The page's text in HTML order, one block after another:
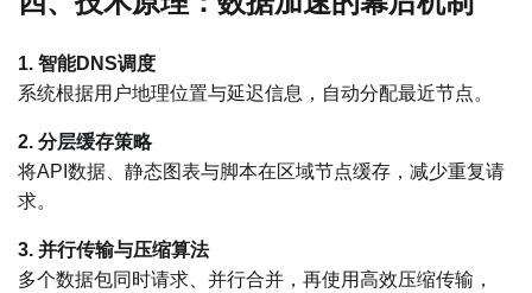
1. 智能DNS调度
系统根据用户地理位置与延迟信息，自动分配最近节点。
2. 分层缓存策略
将API数据、静态图表与脚本在区域节点缓存，减少重复请
求。
3. 并行传输与压缩算法
多个数据包同时请求、并行合并，再使用高效压缩传输，